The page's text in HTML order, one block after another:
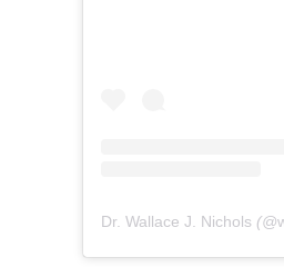
Dr. Wallace J. Nichols (@